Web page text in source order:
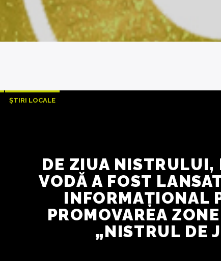
ȘTIRI LOCALE
DE ZIUA NISTRULUI,
VODĂ A FOST
INFORMAȚIONAL
PROMOVAREA
„NISTRUL DE